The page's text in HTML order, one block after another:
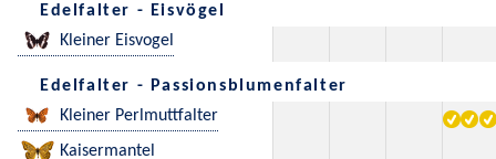
Edelfalter - Eisvögel
Kleiner Eisvogel
Edelfalter - Passionsblumenfalter
Kleiner Perlmuttfalter
Kaisermantel